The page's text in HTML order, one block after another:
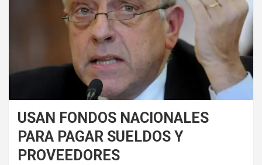
USAN FONDOS NACIONALES
PARA PAGAR SUELDOS Y
PROVEEDORES